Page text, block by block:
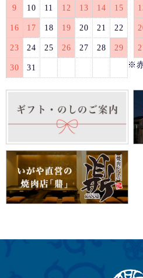
9 10 11 12 13 14 15
16 17 18 19 20 21 22
23 24 25 26 27 28 29
30 31
※